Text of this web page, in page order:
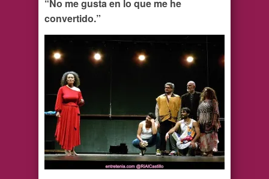
“No me gusta en lo que me he
convertido.”